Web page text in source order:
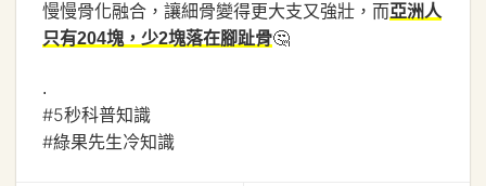
慢慢骨化融合，讓細骨變得更大支又強壯，而亞洲人
只有204塊，少2塊落在腳趾骨🤔
.
#5秒科普知識
#綠果先生冷知識